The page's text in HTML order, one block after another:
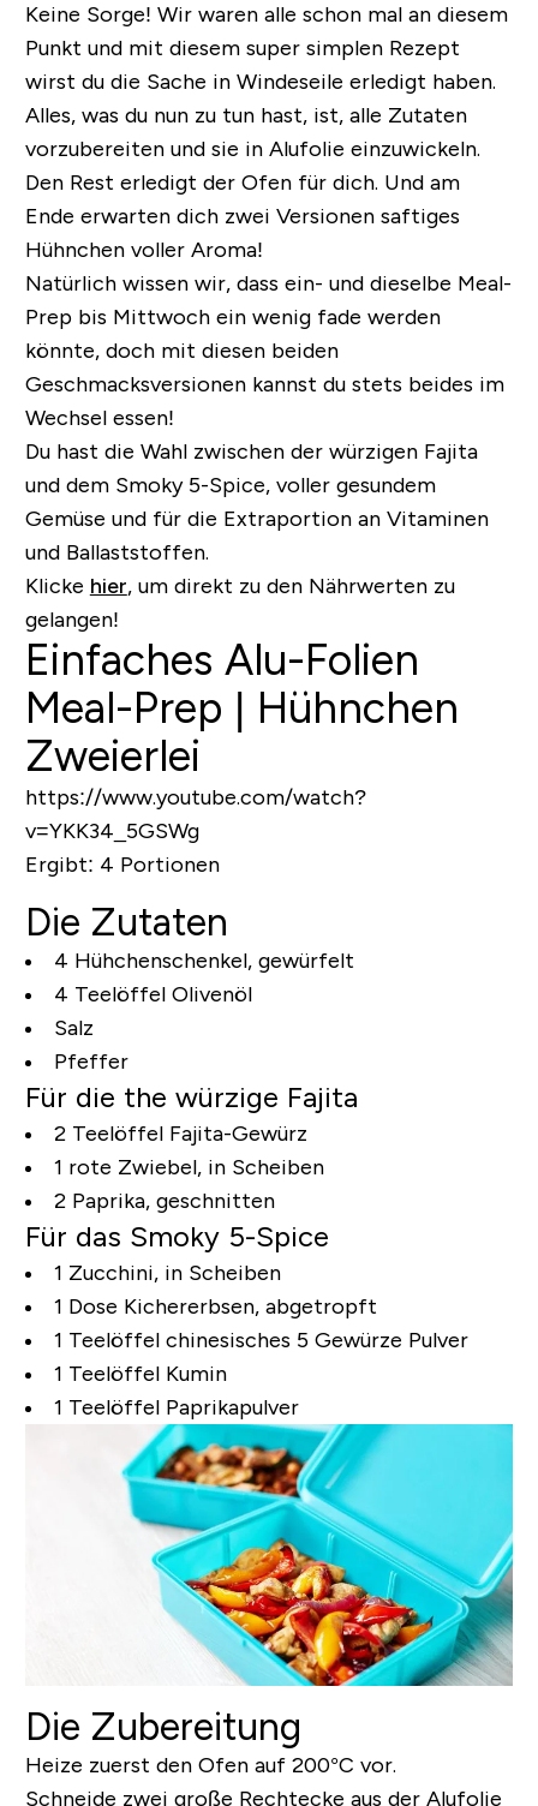
Keine Sorge! Wir waren alle schon mal an diesem
Punkt und mit diesem super simplen Rezept
wirst du die Sache in Windeseile erledigt haben.
Alles, was du nun zu tun hast, ist, alle Zutaten
vorzubereiten und sie in Alufolie einzuwickeln.
Den Rest erledigt der Ofen für dich. Und am
Ende erwarten dich zwei Versionen saftiges
Hühnchen voller Aroma!
Natürlich wissen wir, dass ein- und dieselbe Meal-
Prep bis Mittwoch ein wenig fade werden
könnte, doch mit diesen beiden
Geschmacksversionen kannst du stets beides im
Wechsel essen!
Du hast die Wahl zwischen der würzigen Fajita
und dem Smoky 5-Spice, voller gesundem
Gemüse und für die Extraportion an Vitaminen
und Ballaststoffen.
Klicke hier, um direkt zu den Nährwerten zu
gelangen!
Einfaches Alu-Folien
Meal-Prep | Hühnchen
Zweierlei
https://www.youtube.com/watch?
v=YKK34_5GSWg
Ergibt: 4 Portionen
Die Zutaten
4 Hühchenschenkel, gewürfelt
4 Teelöffel Olivenöl
Salz
Pfeffer
Für die the würzige Fajita
2 Teelöffel Fajita-Gewürz
1 rote Zwiebel, in Scheiben
2 Paprika, geschnitten
Für das Smoky 5-Spice
1 Zucchini, in Scheiben
1 Dose Kichererbsen, abgetropft
1 Teelöffel chinesisches 5 Gewürze Pulver
1 Teelöffel Kumin
1 Teelöffel Paprikapulver
Die Zubereitung
Heize zuerst den Ofen auf 200°C vor.
Schneide zwei große Rechtecke aus der Alufolie